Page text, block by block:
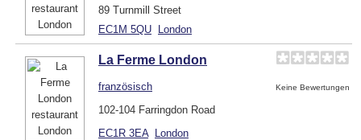
89 Turnmill Street
EC1M 5QU London
La Ferme London
französisch Keine Bewertungen
102-104 Farringdon Road
EC1R 3EA London